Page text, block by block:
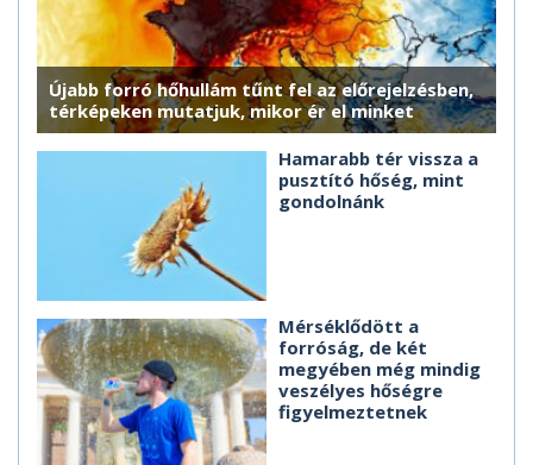
Újabb forró hőhullám tűnt fel az előrejelzésben,
térképeken mutatjuk, mikor ér el minket
Hamarabb tér vissza a
pusztító hőség, mint
gondolnánk
Mérséklődött a
forróság, de két
megyében még mindig
veszélyes hőségre
figyelmeztetnek